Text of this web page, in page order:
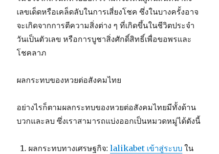
เลขเด็ดหรือเคล็ดลับในการเสี่ยงโชค ซึ่งในบางครั้งอาจ
จะเกิดจากการตีความสิ่งต่าง ๆ ที่เกิดขึ้นในชีวิตประจำ
วันเป็นตัวเลข หรือการบูชาสิ่งศักดิ์สิทธิ์เพื่อขอพรและ
โชคลาภ
ผลกระทบของหวยต่อสังคมไทย
อย่างไรก็ตามผลกระทบของหวยต่อสังคมไทยมีทั้งด้าน
บวกและลบ ซึ่งเราสามารถแบ่งออกเป็นหมวดหมู่ได้ดังนี้
ผลกระทบทางเศรษฐกิจ:lalikabet เข้าสู่ระบบ ใน